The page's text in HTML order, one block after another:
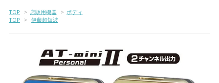
TOP > 店販用機器 > ボディ
TOP
> 伊藤超短波